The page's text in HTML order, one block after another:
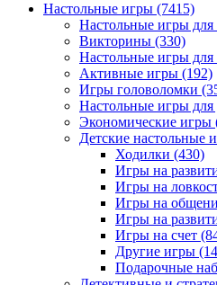
Настольные игры (7415)
Настольные игры для
Викторины (330)
Настольные игры
Активные игры (192)
Игры головоломки
Настольные игры для
Экономические игры
Детские настольные
Ходилки (430)
Игры на
Игры на
Игры на
Игры на
Игры на счет
Другие игры
Подарочные